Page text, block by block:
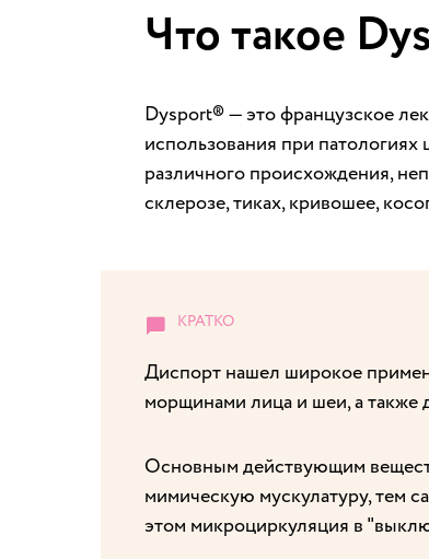
Что такое
Dysport® — это французское
использования при
различного происхождения,
склерозе, тиках, кривошее,
Диспорт нашел широкое
морщинами лица и шеи, а также
Основным действующим
мимическую мускулатуру, тем
этом микроциркуляция в